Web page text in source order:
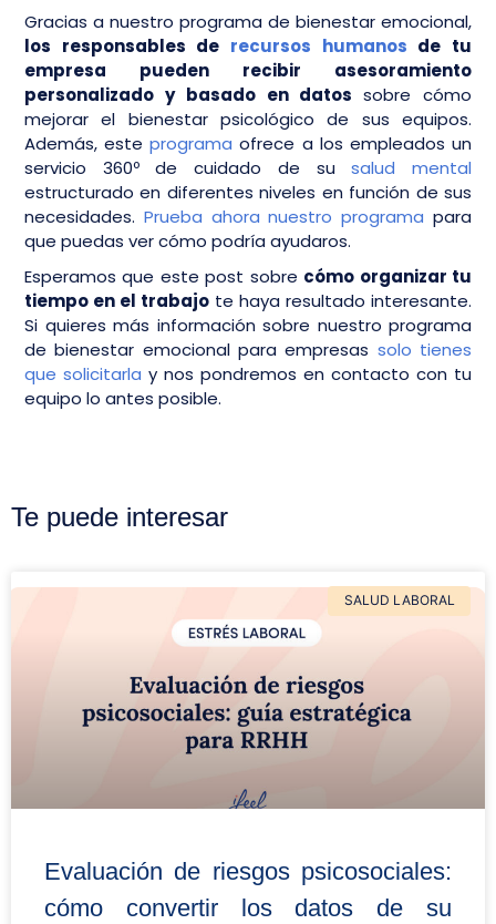
Gracias a nuestro programa de bienestar emocional,
los responsables de recursos humanos de tu
empresa pueden recibir asesoramiento
personalizado y basado en datossobre cómo
mejorar el bienestar psicológico de sus equipos.
Además, este programa ofrece a los empleados un
servicio 360º de cuidado de su salud mental
estructurado en diferentes niveles en función de sus
necesidades. Prueba ahora nuestro programa para
que puedas ver cómo podría ayudaros.
Esperamos que este post sobre cómo organizar tu
tiempo en el trabajo te haya resultado interesante.
Si quieres más información sobre nuestro programa
de bienestar emocional para empresas solo tienes
que solicitarla y nos pondremos en contacto con tu
equipo lo antes posible.
Te puede interesar
SALUD LABORAL
Evaluación de riesgos psicosociales:
cómo convertir los datos de su